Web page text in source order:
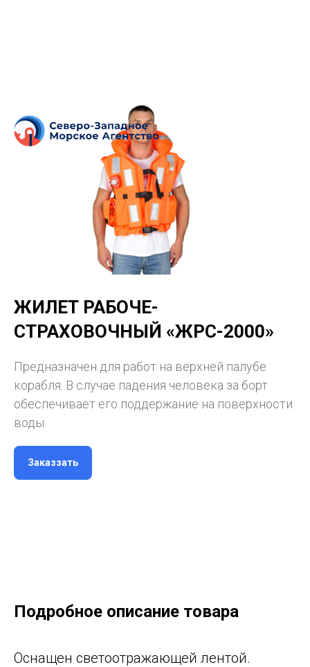
ЖИЛЕТ РАБОЧЕ-
СТРАХОВОЧНЫЙ «ЖРС-2000»
Предназначен для работ на верхней палубе
корабля. В случае падения человека за борт
обеспечивает его поддержание на поверхности
воды.
Заказзать
Подробное описание товара
Оснащен светоотражающей лентой.